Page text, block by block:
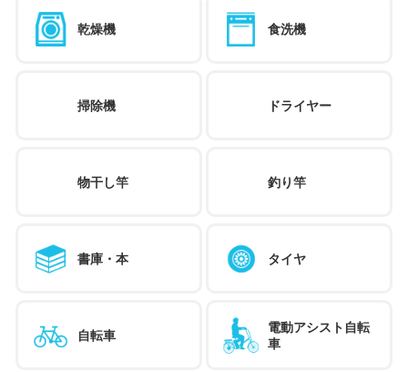
乾燥機 食洗機
掃除機 ドライヤー
物干し竿 釣り竿
書庫・本 タイヤ
自転車
電動アシスト自転
車